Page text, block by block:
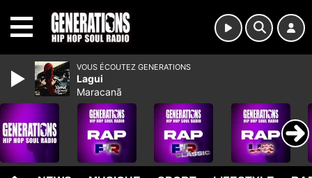
VOUS ÉCOUTEZ GENERATIONS
Lagui
Maracanã